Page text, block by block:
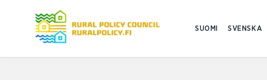
SUOMI SVENSKA